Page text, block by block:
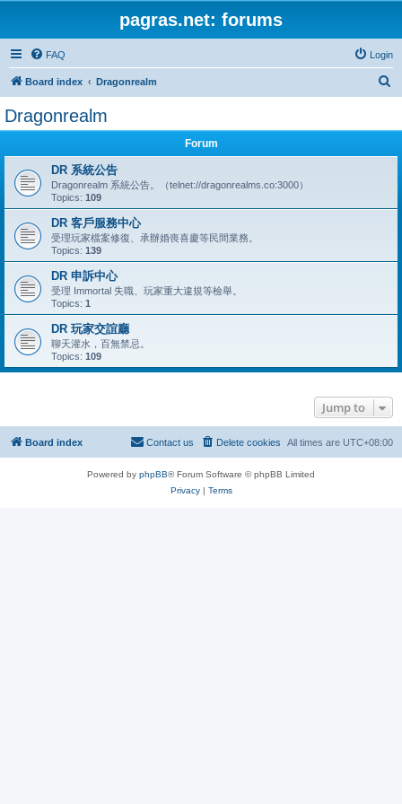
pagras.net: forums
FAQ Login
Board index Dragonrealm
Dragonrealm
Forum
DR 系統公告
Dragonrealm 系統公告。（telnet://dragonrealms.co:3000）
Topics: 109
DR 客戶服務中心
受理玩家檔案修復、承辦婚喪喜慶等民間業務。
Topics: 139
DR 申訴中心
受理 Immortal 失職、玩家重大違規等檢舉。
Topics: 1
DR 玩家交誼廳
聊天灌水，百無禁忌。
Topics: 109
Jump to
Board index All times are UTC+08:00
Delete cookies
Contact us
Powered by phpBB® Forum Software © phpBB Limited
Privacy| Terms